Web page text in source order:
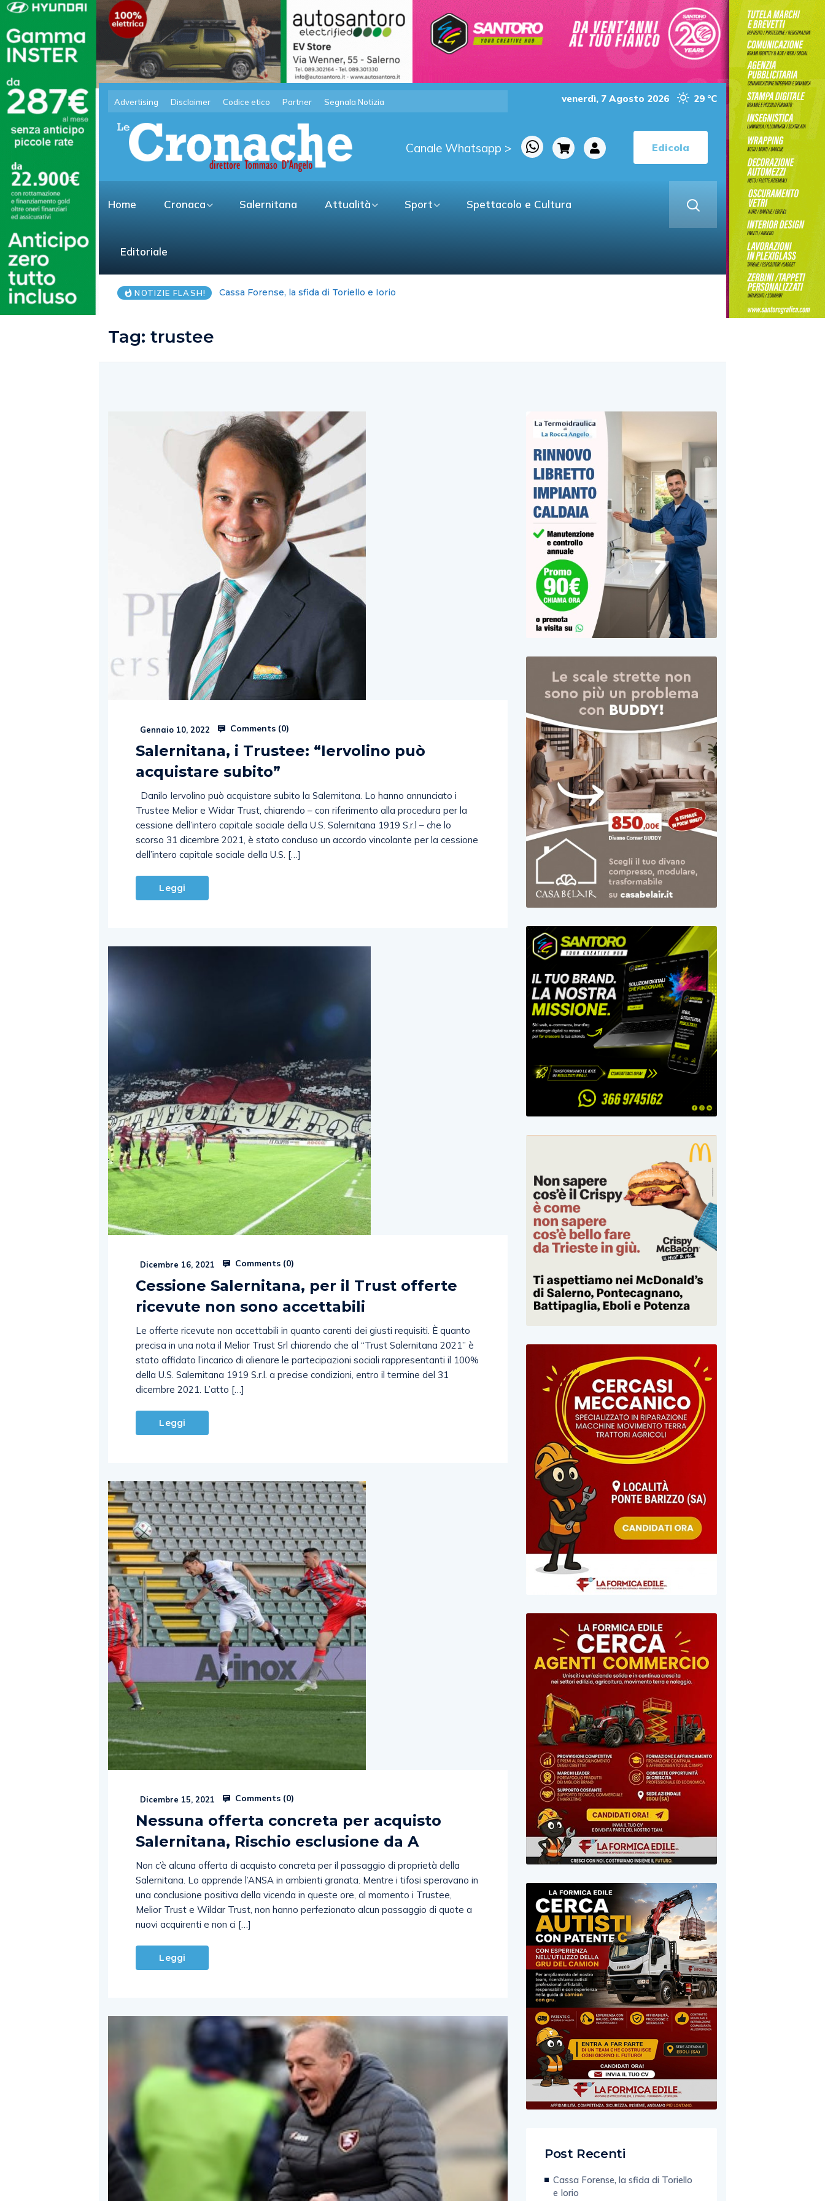
Advertising Disclaimer Codice etico Partner Segnala Notizia venerdì, 7 Agosto 2026 29 °C
Canale Whatsapp > Edicola
Home Cronaca Salernitana Attualità Sport Spettacolo e Cultura
Editoriale
NOTIZIE FLASH! Salerno, il “muro di silenzio” della Curia
Tag:trustee
Gennaio 10, 2022 Comments (0)
Salernitana, i Trustee: “Iervolino può
acquistare subito”
Danilo Iervolino può acquistare subito la Salernitana. Lo hanno annunciato i
Trustee Melior e Widar Trust, chiarendo – con riferimento alla procedura per la
cessione dell’intero capitale sociale della U.S. Salernitana 1919 S.r.l – che lo
scorso 31 dicembre 2021, è stato concluso un accordo vincolante per la cessione
dell’intero capitale sociale della U.S. […]
Leggi
Dicembre 16, 2021 Comments (0)
Cessione Salernitana, per il Trust offerte
ricevute non sono accettabili
Le offerte ricevute non accettabili in quanto carenti dei giusti requisiti. È quanto
precisa in una nota il Melior Trust Srl chiarendo che al “Trust Salernitana 2021” è
stato affidato l’incarico di alienare le partecipazioni sociali rappresentanti il 100%
della U.S. Salernitana 1919 S.r.l. a precise condizioni, entro il termine del 31
dicembre 2021. L’atto […]
Leggi
Dicembre 15, 2021 Comments (0)
Nessuna offerta concreta per acquisto
Salernitana, Rischio esclusione da A
Non c’è alcuna offerta di acquisto concreta per il passaggio di proprietà della
Salernitana. Lo apprende l’ANSA in ambienti granata. Mentre i tifosi speravano in
una conclusione positiva della vicenda in queste ore, al momento i Trustee,
Melior Trust e Wildar Trust, non hanno perfezionato alcun passaggio di quote a
nuovi acquirenti e non ci […]
Leggi
Post Recenti
Cassa Forense, la sfida di Toriello
e Iorio